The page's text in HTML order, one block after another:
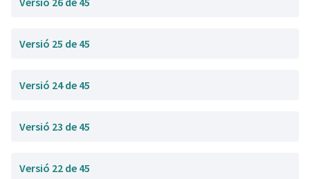
Versió 25 de 45
Versió 24 de 45
Versió 23 de 45
Versió 22 de 45